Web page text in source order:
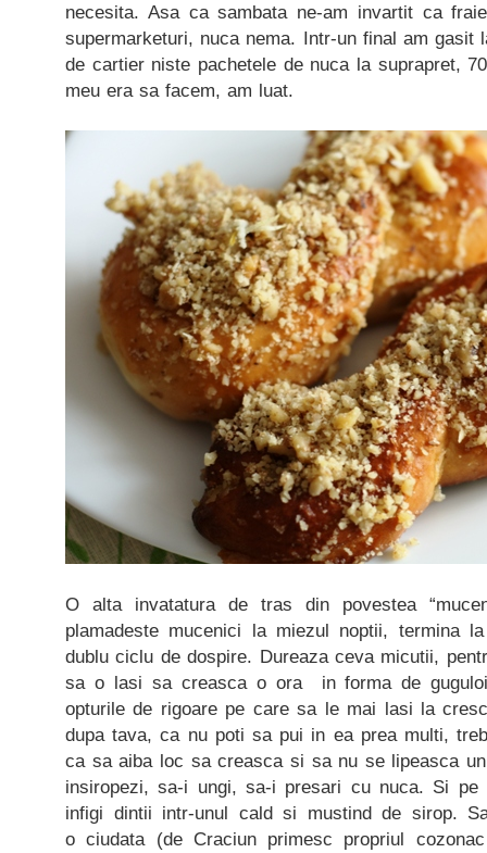
necesita. Asa ca sambata ne-am invartit ca
supermarketuri, nuca nema. Intr-un final am gasit
de cartier niste pachetele de nuca la suprapret,
meu era sa facem, am luat.
O alta invatatura de tras din povestea
plamadeste mucenici la miezul noptii, termina
dublu ciclu de dospire. Dureaza ceva micutii,
sa o lasi sa creasca o ora in forma de
opturile de rigoare pe care sa le mai lasi la
dupa tava, ca nu poti sa pui in ea prea multi,
ca sa aiba loc sa creasca si sa nu se lipeasca
insiropezi, sa-i ungi, sa-i presari cu nuca. Si pe
infigi dintii intr-unul cald si mustind de sirop.
o ciudata (de Craciun primesc propriul